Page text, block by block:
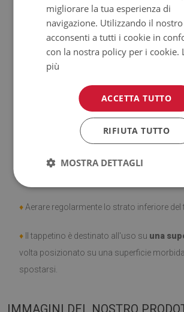
Tappetinon hanno le proprietà
Prodotto facile da pulire, resistente alle
all'acqua.
Si ricorda che i danni causati dall'uso
del tempo (es. abrasioni) non sono soggetti
Come prendersi cura del prodotto?
Pulire con un panno umido —non usare
♦ Aerare regolarmente lo strato inferiore del
♦ Il tappetino è destinato all'uso su una
volta posizionato su una superficie
spostarsi.
IMMAGINI DEL NOSTRO
migliorare la tua esperienza di
navigazione. Utilizzando il
acconsenti a tutti i cookie in
con la nostra policy per i cookie.
più
ACCETTA TUTTO
RIFIUTA TUTTO
MOSTRA DETTAGLI